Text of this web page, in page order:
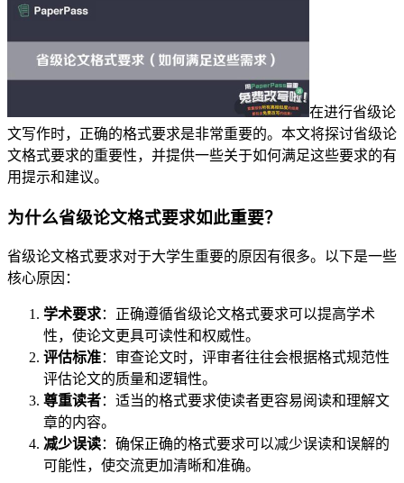
在进行省级论
文写作时，正确的格式要求是非常重要的。本文将探讨省级论
文格式要求的重要性，并提供一些关于如何满足这些要求的有
用提示和建议。
为什么省级论文格式要求如此重要？
省级论文格式要求对于大学生重要的原因有很多。以下是一些
核心原因：
学术要求：正确遵循省级论文格式要求可以提高学术
性，使论文更具可读性和权威性。
评估标准：审查论文时，评审者往往会根据格式规范性
评估论文的质量和逻辑性。
尊重读者：适当的格式要求使读者更容易阅读和理解文
章的内容。
减少误读：确保正确的格式要求可以减少误读和误解的
可能性，使交流更加清晰和准确。